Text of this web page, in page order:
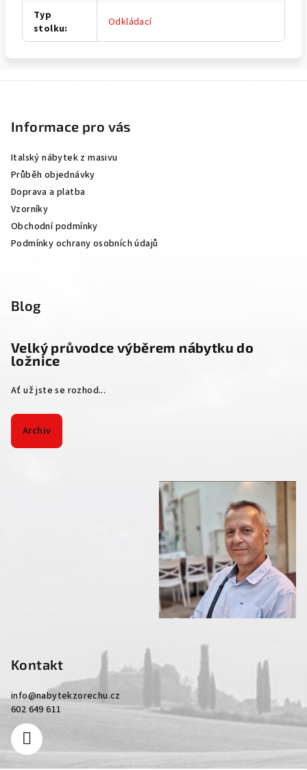
Typ
stolku: Odkládací
Informace pro vás
Italský nábytek z masivu
Průběh objednávky
Doprava a platba
Vzorníky
Obchodní podmínky
Podmínky ochrany osobních údajů
Blog
Velký průvodce výběrem nábytku do
ložnice
Ať už jste se rozhod...
Archiv
Kontakt
info@nabytekzorechu.cz
602 649 611